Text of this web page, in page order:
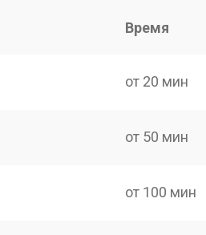
Время
от 20 мин
от 50 мин
от 100 мин